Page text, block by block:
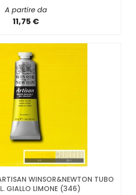
A partire da
11,75 €
WINSOR&NEWTON TUBO
GIALLO LIMONE (346)